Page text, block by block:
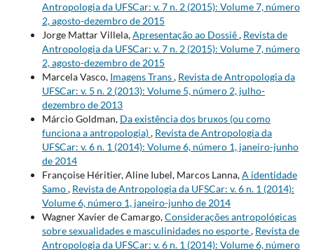
Antropologia da UFSCar: v. 7 n. 2 (2015): Volume 7, número
2, agosto-dezembro de 2015
Jorge Mattar Villela,Apresentação ao Dossiê, Revista de
Antropologia da UFSCar: v. 7 n. 2 (2015): Volume 7, número
2, agosto-dezembro de 2015
Marcela Vasco, Imagens Trans, Revista de Antropologia da
UFSCar: v. 5 n. 2 (2013): Volume 5, número 2, julho-
dezembro de 2013
Márcio Goldman, Da existência dos bruxos (ou como
funciona a antropologia), Revista de Antropologia da
UFSCar: v. 6 n. 1 (2014): Volume 6, número 1, janeiro-junho
de 2014
Françoise Héritier, Aline Iubel, Marcos Lanna,A identidade
Samo, Revista de Antropologia da UFSCar: v. 6 n. 1 (2014):
Volume 6, número 1, janeiro-junho de 2014
Wagner Xavier de Camargo,Considerações antropológicas
sobre sexualidades e masculinidades no esporte, Revista de
Antropologia da UFSCar: v. 6 n. 1 (2014): Volume 6, número